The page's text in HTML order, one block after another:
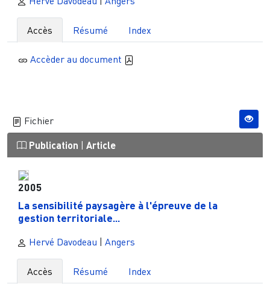
Accès Résumé Index
Accèder au document
Fichier
Publication Article
2005
La sensibilité paysagère à l'épreuve de la
gestion territoriale...
Hervé Davodeau Angers
Accès Résumé Index